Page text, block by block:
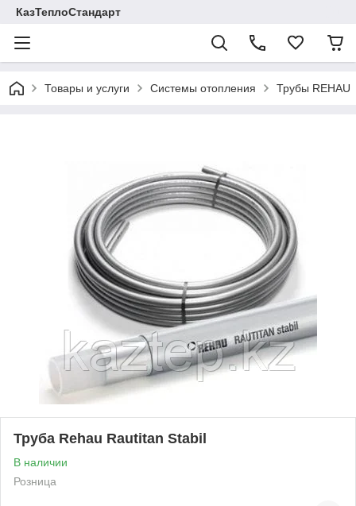
КазТеплоСтандарт
Товары и услуги Системы отопления Трубы REHAU
Труба Rehau Rautitan Stabil
В наличии
Розница